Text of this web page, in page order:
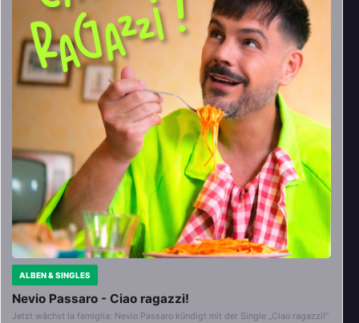
ALBEN & SINGLES
Nevio Passaro - Ciao ragazzi!
Jetzt wächst la famiglia: Nevio Passaro kündigt mit der Single „Ciao ragazzi!“